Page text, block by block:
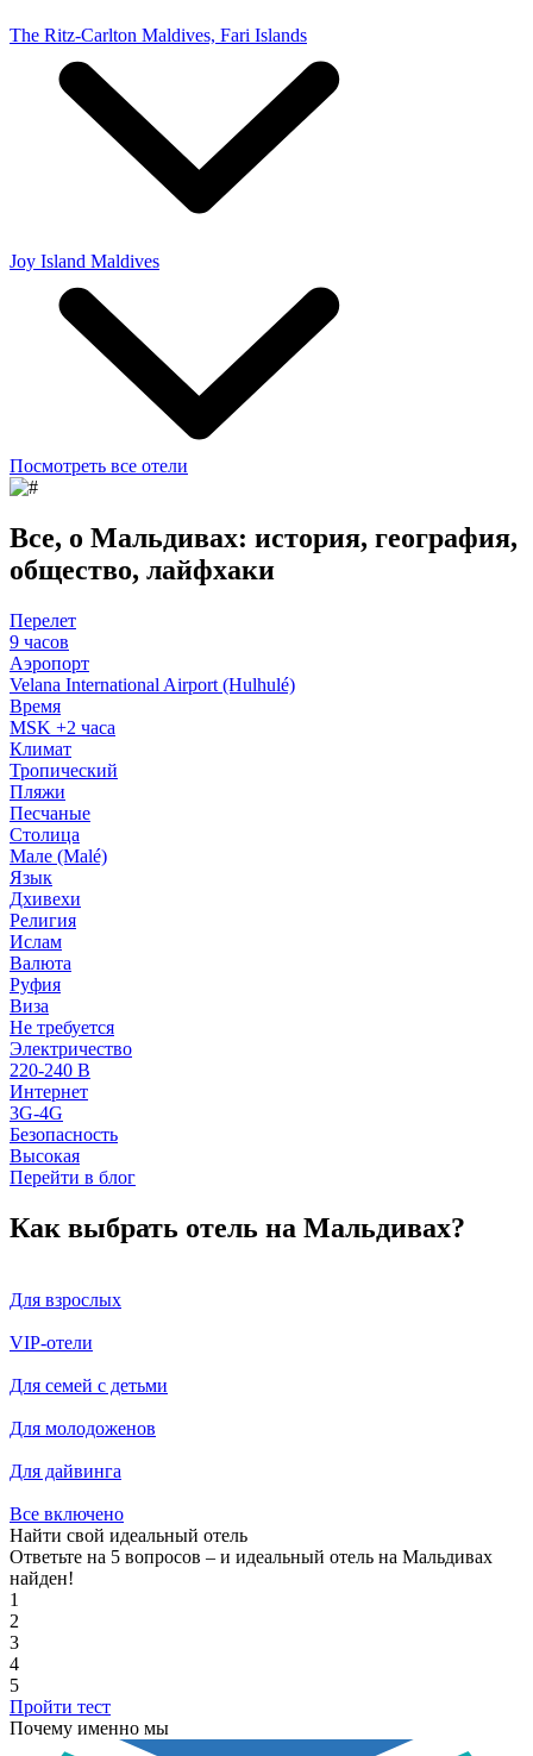
The Ritz-Carlton Maldives, Fari Islands
Joy Island Maldives
Посмотреть все отели
Все, о Мальдивах: история, география,
общество, лайфхаки
Перелет
9 часов
Аэропорт
Velana International Airport (Hulhulé)
Время
MSK +2 часа
Климат
Тропический
Пляжи
Песчаные
Столица
Мале (Malé)
Язык
Дхивехи
Религия
Ислам
Валюта
Руфия
Виза
Не требуется
Электричество
220-240 В
Интернет
3G-4G
Безопасность
Высокая
Перейти в блог
Как выбрать отель на Мальдивах?
Для взрослых
VIP-отели
Для семей с детьми
Для молодоженов
Для дайвинга
Все включено
Найти свой идеальный отель
Ответьте на 5 вопросов – и идеальный отель на Мальдивах
найден!
1
2
3
4
5
Пройти тест
Почему именно мы